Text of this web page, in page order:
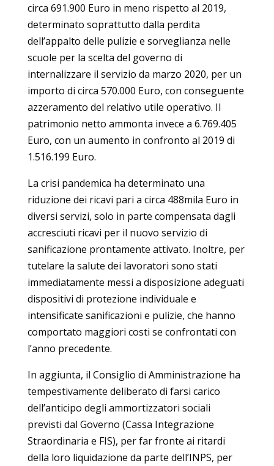
circa 691.900 Euro in meno rispetto al 2019,
determinato soprattutto dalla perdita
dell’appalto delle pulizie e sorveglianza nelle
scuole per la scelta del governo di
internalizzare il servizio da marzo 2020, per un
importo di circa 570.000 Euro, con conseguente
azzeramento del relativo utile operativo. Il
patrimonio netto ammonta invece a 6.769.405
Euro, con un aumento in confronto al 2019 di
1.516.199 Euro.
La crisi pandemica ha determinato una
riduzione dei ricavi pari a circa 488mila Euro in
diversi servizi, solo in parte compensata dagli
accresciuti ricavi per il nuovo servizio di
sanificazione prontamente attivato. Inoltre, per
tutelare la salute dei lavoratori sono stati
immediatamente messi a disposizione adeguati
dispositivi di protezione individuale e
intensificate sanificazioni e pulizie, che hanno
comportato maggiori costi se confrontati con
l’anno precedente.
In aggiunta, il Consiglio di Amministrazione ha
tempestivamente deliberato di farsi carico
dell’anticipo degli ammortizzatori sociali
previsti dal Governo (Cassa Integrazione
Straordinaria e FIS), per far fronte ai ritardi
della loro liquidazione da parte dell’INPS, per